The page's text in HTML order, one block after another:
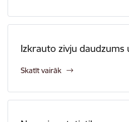
Izkrauto zivju daudzums
Skatīt vairāk